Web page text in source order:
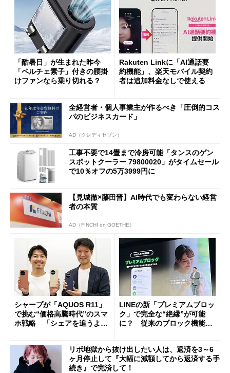
「酷暑日」が生まれた昨今
「ペルチェ素子」付きの腰掛
けファンなら乗り切れる？
Rakuten Linkに「AI通話要
約機能」、楽天モバイル契約
者は追加料金なしで使える
全経営者・個人事業主が作るべき「圧倒的コス
パのビジネスカード」
AD（クレディセゾン）
工事不要で14畳まで冷房可能「タンスのゲン
スポットクーラー 79800020」がタイムセール
で10％オフの5万3999円に
【見城徹×藤田晋】AI時代でも変わらない経営
者の本質
AD（FINCHI on GOETHE）
シャープが「AQUOS R11」
で挑む“価格高騰時代”のスマ
ホ戦略 「シェアを追うより
LINEの新「プレミアムブロッ
ク」で完全な“絶縁”が可能
に？ 従来のブロック機能と
リボ地獄から抜け出したい人は、返済を3～6
ヶ月停止して『大幅に減額してから返済する手
続き』で完済して！